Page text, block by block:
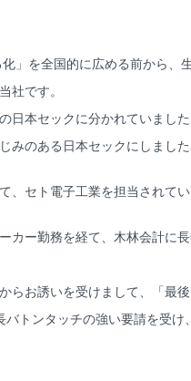
」を全国的に広める前から、
社です。
本セックに分かれていまし
みのある日本セックにしました
セト電子工業を担当されてい
ー勤務を経て、木林会計に
お誘いを受けまして、「最
トンタッチの強い要請を受